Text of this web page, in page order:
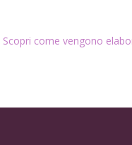
Scopri come vengono